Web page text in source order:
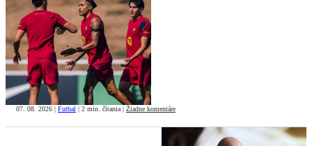
07. 08. 2026 | Futbal | 2 min. čítania | Žiadne komentáre